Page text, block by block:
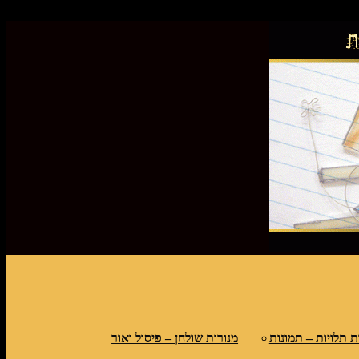
תלויות – תמונות
מנורות שולחן – פיסול ואור